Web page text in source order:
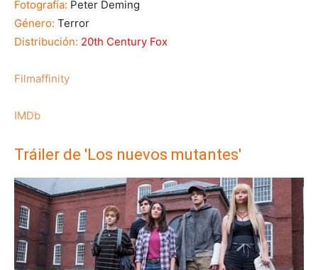
Fotografía: Peter Deming
Género: Terror
Distribución: 20th Century Fox
Filmaffinity
IMDb
Tráiler de 'Los nuevos mutantes'